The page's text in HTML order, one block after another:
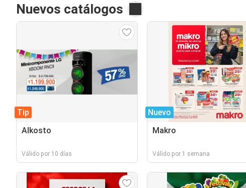
Nuevos catálogos
Tip
Alkosto
Válido por 10 días
Nuevo
Makro
Válido por 1 semana